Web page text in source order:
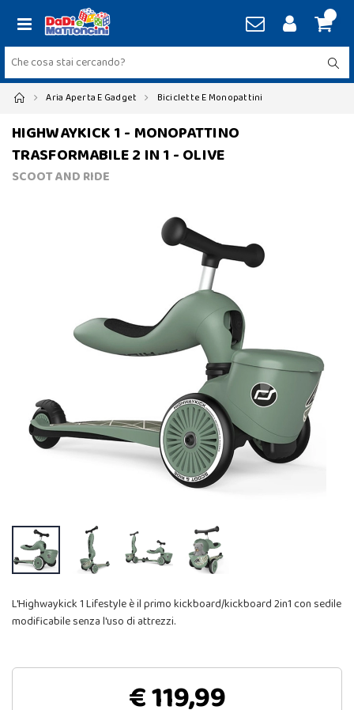
Aria Aperta E Gadget Biciclette E Monopattini
HIGHWAYKICK 1 - MONOPATTINO
TRASFORMABILE 2 IN 1 - OLIVE
SCOOT AND RIDE
L'Highwaykick 1 Lifestyle è il primo kickboard/kickboard 2in1 con sedile
modificabile senza l'uso di attrezzi.
€ 119,99